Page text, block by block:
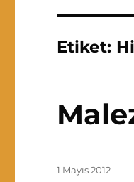
Etiket:
Yayın
1 Mayıs 2012